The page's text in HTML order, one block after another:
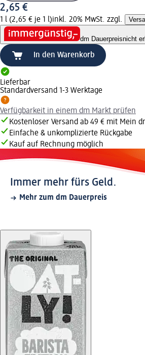
2,65 €
1 l (2,65 € je 1 l)inkl. 20% MwSt. zzgl.
dm Dauerpreisnicht
In den Warenkorb
Lieferbar
Standardversand 1-3 Werktage
Verfügbarkeit in einem dm Markt prüfen
Kostenloser Versand ab 49 € mit Mein
Einfache & unkomplizierte Rückgabe
Kauf auf Rechnung möglich
Immer mehr fürs Geld.
Mehr zum dm Dauerpreis